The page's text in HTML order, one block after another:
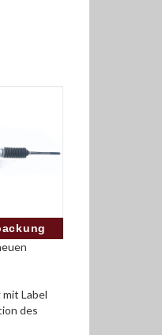
Label
des